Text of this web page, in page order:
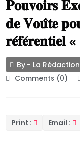
𝐏𝐨𝐮𝐯𝐨𝐢𝐫𝐬
𝐝𝐞 𝐕𝐨𝐮̂𝐭𝐞
𝐫𝐞́𝐟𝐞́𝐫𝐞𝐧𝐭𝐢𝐞𝐥
By - La Rédaction
Comments (0)
Print : Email :